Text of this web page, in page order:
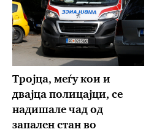
Тројца, меѓу кои и
двајца полицајци, се
надишале чад од
запален стан во